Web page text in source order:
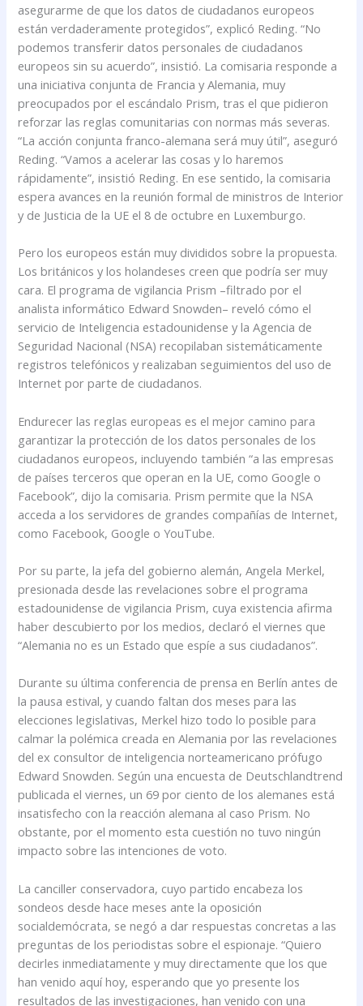
asegurarme de que los datos de ciudadanos europeos
están verdaderamente protegidos”, explicó Reding. “No
podemos transferir datos personales de ciudadanos
europeos sin su acuerdo”, insistió. La comisaria responde a
una iniciativa conjunta de Francia y Alemania, muy
preocupados por el escándalo Prism, tras el que pidieron
reforzar las reglas comunitarias con normas más severas.
“La acción conjunta franco-alemana será muy útil”, aseguró
Reding. “Vamos a acelerar las cosas y lo haremos
rápidamente”, insistió Reding. En ese sentido, la comisaria
espera avances en la reunión formal de ministros de Interior
y de Justicia de la UE el 8 de octubre en Luxemburgo.
Pero los europeos están muy divididos sobre la propuesta.
Los británicos y los holandeses creen que podría ser muy
cara. El programa de vigilancia Prism –filtrado por el
analista informático Edward Snowden– reveló cómo el
servicio de Inteligencia estadounidense y la Agencia de
Seguridad Nacional (NSA) recopilaban sistemáticamente
registros telefónicos y realizaban seguimientos del uso de
Internet por parte de ciudadanos.
Endurecer las reglas europeas es el mejor camino para
garantizar la protección de los datos personales de los
ciudadanos europeos, incluyendo también “a las empresas
de países terceros que operan en la UE, como Google o
Facebook”, dijo la comisaria. Prism permite que la NSA
acceda a los servidores de grandes compañías de Internet,
como Facebook, Google o YouTube.
Por su parte, la jefa del gobierno alemán, Angela Merkel,
presionada desde las revelaciones sobre el programa
estadounidense de vigilancia Prism, cuya existencia afirma
haber descubierto por los medios, declaró el viernes que
“Alemania no es un Estado que espíe a sus ciudadanos”.
Durante su última conferencia de prensa en Berlín antes de
la pausa estival, y cuando faltan dos meses para las
elecciones legislativas, Merkel hizo todo lo posible para
calmar la polémica creada en Alemania por las revelaciones
del ex consultor de inteligencia norteamericano prófugo
Edward Snowden. Según una encuesta de Deutschlandtrend
publicada el viernes, un 69 por ciento de los alemanes está
insatisfecho con la reacción alemana al caso Prism. No
obstante, por el momento esta cuestión no tuvo ningún
impacto sobre las intenciones de voto.
La canciller conservadora, cuyo partido encabeza los
sondeos desde hace meses ante la oposición
socialdemócrata, se negó a dar respuestas concretas a las
preguntas de los periodistas sobre el espionaje. “Quiero
decirles inmediatamente y muy directamente que los que
han venido aquí hoy, esperando que yo presente los
resultados de las investigaciones, han venido con una